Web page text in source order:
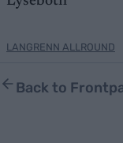
LANGRENN ALLROUND
Back to